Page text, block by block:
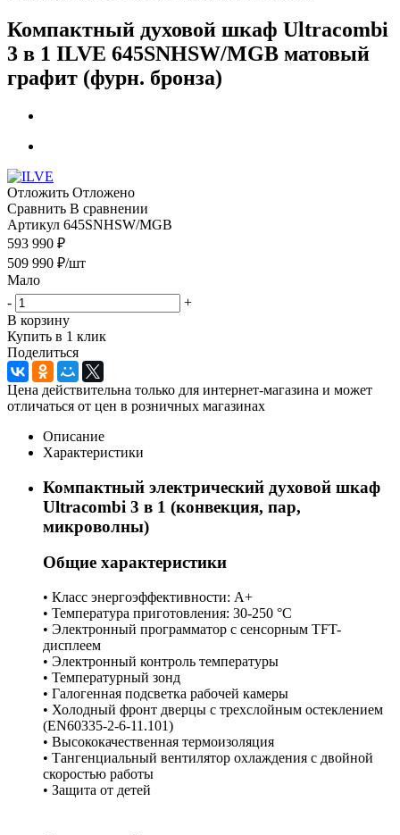
Компактный духовой шкаф Ultracombi
3 в 1 ILVE 645SNHSW/MGB матовый
графит (фурн. бронза)
Отложить Отложено
Сравнить В сравнении
Артикул 645SNHSW/MGB
593 990 ₽
509 990 ₽/шт
Мало
-
+
В корзину
Купить в 1 клик
Поделиться
Цена действительна только для интернет-магазина и может
отличаться от цен в розничных магазинах
Описание
Характеристики
Компактный электрический духовой шкаф
Ultracombi 3 в 1 (конвекция, пар,
микроволны)
Общие характеристики
• Класс энергоэффективности: A+
• Температура приготовления: 30-250 °C
• Электронный программатор с сенсорным TFT-
дисплеем
• Электронный контроль температуры
• Температурный зонд
• Галогенная подсветка рабочей камеры
• Холодный фронт дверцы с трехслойным остеклением
(EN60335-2-6-11.101)
• Высококачественная термоизоляция
• Тангенциальный вентилятор охлаждения с двойной
скоростью работы
• Защита от детей